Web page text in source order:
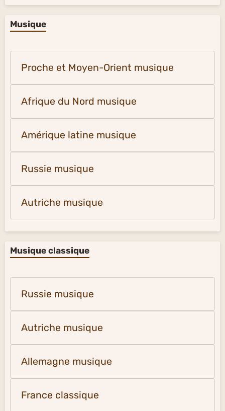
Musique
Proche et Moyen-Orient musique
Afrique du Nord musique
Amérique latine musique
Russie musique
Autriche musique
Musique classique
Russie musique
Autriche musique
Allemagne musique
France classique